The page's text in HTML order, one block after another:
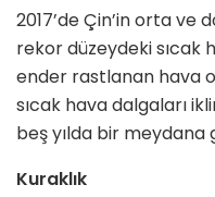
2017’de Çin’in orta
rekor düzeydeki sıcak
ender rastlanan hava
sıcak hava dalgaları
beş yılda bir meydana
Kuraklık